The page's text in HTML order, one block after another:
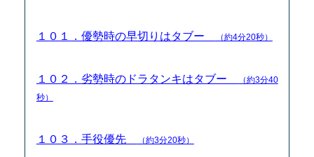
１０１．優勢時の早切りはタブー （約4分20秒）
１０２．劣勢時のドラタンキはタブー
（約3分40
秒）
１０３．手役優先 （約3分20秒）